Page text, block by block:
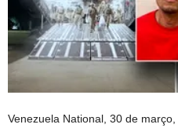
Venezuela National, 30 de março,